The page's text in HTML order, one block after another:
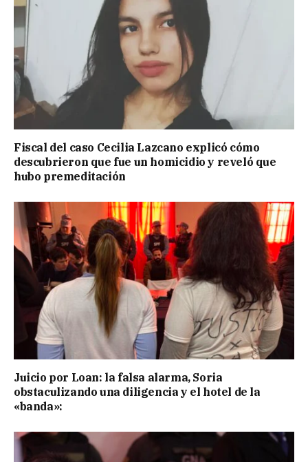
Fiscal del caso Cecilia Lazcano explicó cómo
descubrieron que fue un homicidio y reveló que
hubo premeditación
Juicio por Loan: la falsa alarma, Soria
obstaculizando una diligencia y el hotel de la
«banda»: